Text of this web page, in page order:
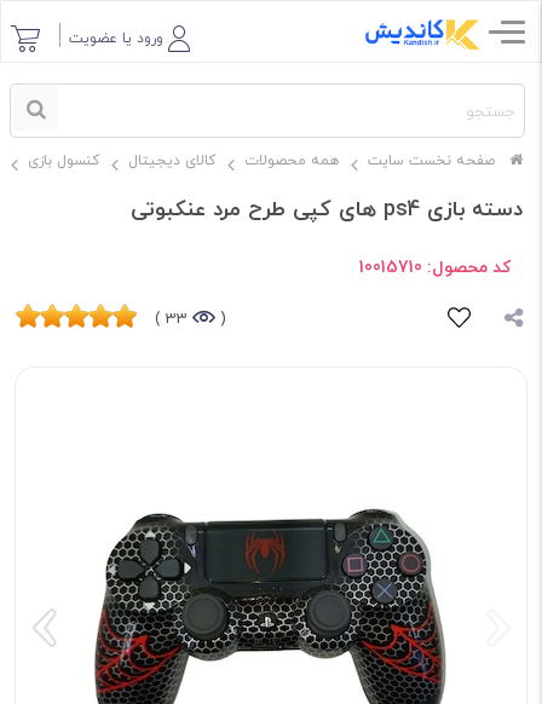
ورود یا عضویت
صفحه نخست سایت همه محصولات کالای دیجیتال کنسول بازی
دسته بازی ps4 های کپی طرح مرد عنکبوتی
کد محصول: 10015710
(
33 )